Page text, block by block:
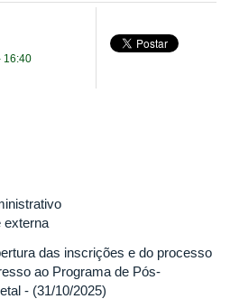
16:40
externa
das inscrições e do processo
ao Programa de Pós-
- (31/10/2025)